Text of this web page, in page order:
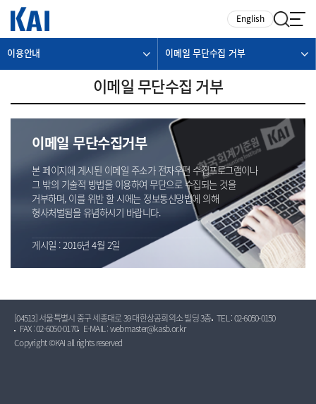
English
이용안내 이메일 무단수집 거부
이메일 무단수집 거부
이메일 무단수집거부
본 페이지에 게시된 이메일 주소가 전자우편 수집프로그램이나
그 밖의 기술적 방법을 이용하여 무단으로 수집되는 것을
거부하며, 이를 위반 할 시에는 정보통신망법에 의해
형사처벌됨을 유념하시기 바랍니다.
게시일 : 2016년 4월 2일
[04513] 서울특별시 중구 세종대로 39 대한상공회의소 빌딩 3층 TEL : 02-6050-0150
FAX : 02-6050-0170
E-MAIL : webmaster@kasb.or.kr
Copyright ©KAI all rights reserved